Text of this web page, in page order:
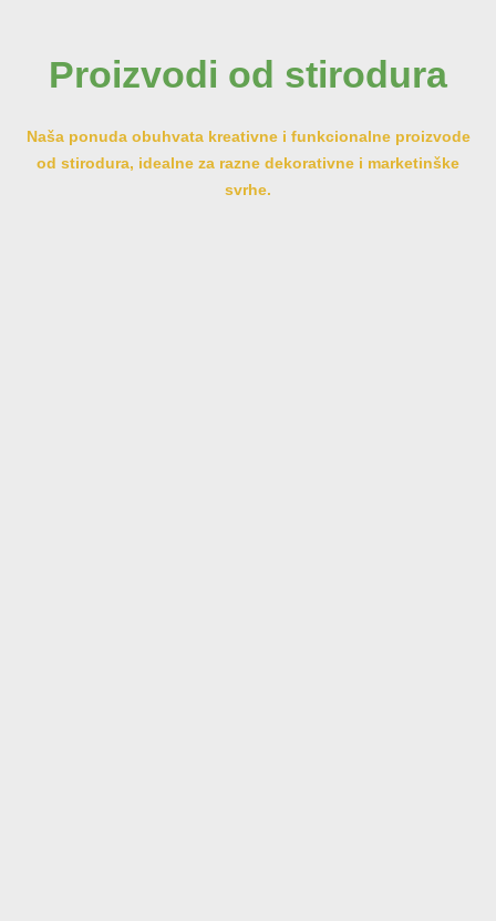
Proizvodi od stirodura
Naša ponuda obuhvata kreativne i funkcionalne proizvode
od stirodura, idealne za razne dekorativne i marketinške
svrhe.